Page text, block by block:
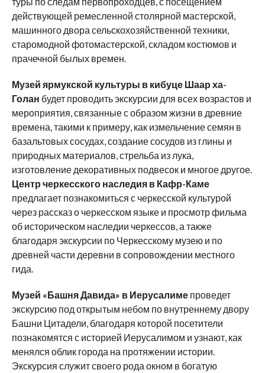
действующей ремесленной столярной мастерской,
машинного двора сельскохозяйственной техники,
старомодной фотомастерской, складом костюмов и
прачечной былых времен.
Музей ярмукской культуры в кибуце Шаар ха-
Голан будет проводить экскурсии для всех возрастов и
мероприятия, связанные с образом жизни в древние
времена, такими к примеру, как измельчение семян в
базальтовых сосудах, создание сосудов из глины и
природных материалов, стрельба из лука,
изготовление декоративных подвесок и многое другое.
Центр черкесского наследия в Кафр-Каме
предлагает познакомиться с черкесской культурой
через рассказ о черкесском языке и просмотр фильма
об историческом наследии черкессов, а также
благодаря экскурсии по Черкесскому музею и по
древней части деревни в сопровождении местного
гида.
Музей «Башня Давида» в Иерусалиме проведет
экскурсию под открытым небом по внутреннему двору
Башни Цитадели, благодаря которой посетители
познакомятся с историей Иерусалимом и узнают, как
менялся облик города на протяжении истории.
Экскурсия служит своего рода окном в богатую